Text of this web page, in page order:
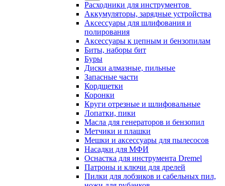
Расходники для инструментов
Аккумуляторы, зарядные устройства
Аксессуары для шлифования и
полирования
Аксессуары к цепным и бензопилам
Биты, наборы бит
Буры
Диски алмазные, пильные
Запасные части
Кордщетки
Коронки
Круги отрезные и шлифовальные
Лопатки, пики
Масла для генераторов и бензопил
Метчики и плашки
Мешки и аксессуары для пылесосов
Насадки для МФИ
Оснастка для инструмента Dremel
Патроны и ключи для дрелей
Пилки для лобзиков и сабельных пил,